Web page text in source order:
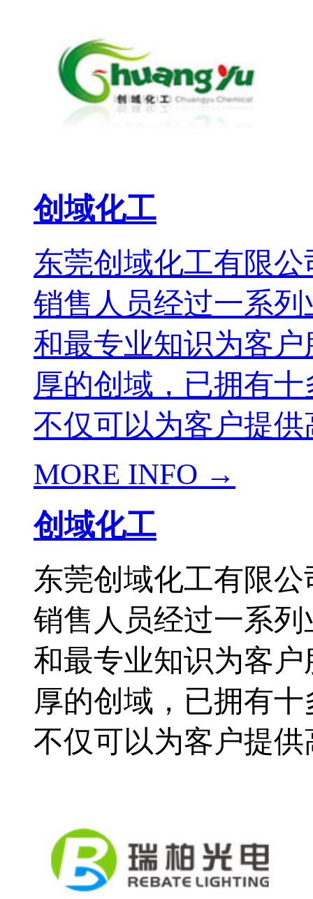
创域化工
东莞创域化工有限
销售人员经过一系
和最专业知识为客
厚的创域，已拥有
不仅可以为客户提
MORE INFO →
创域化工
东莞创域化工有限
销售人员经过一系
和最专业知识为客
厚的创域，已拥有
不仅可以为客户提